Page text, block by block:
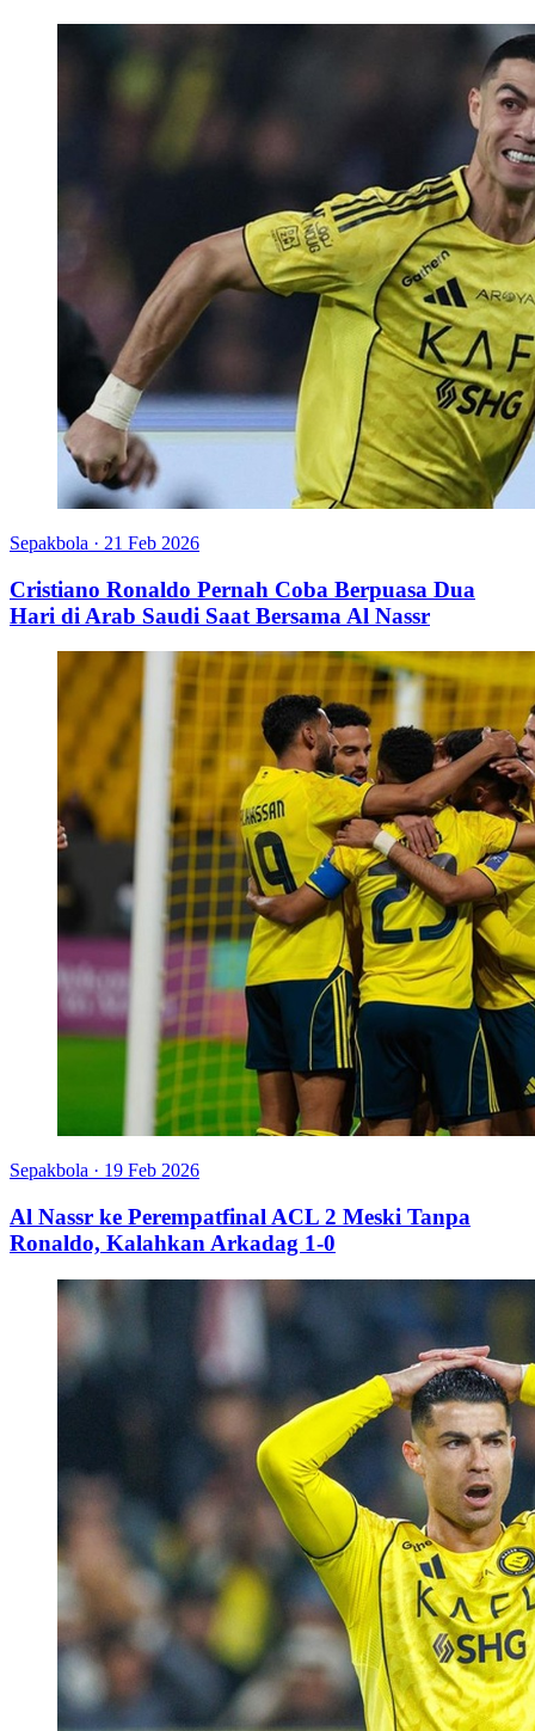
Sepakbola · 21 Feb 2026
Cristiano Ronaldo Pernah Coba Berpuasa Dua
Hari di Arab Saudi Saat Bersama Al Nassr
Sepakbola · 19 Feb 2026
Al Nassr ke Perempatfinal ACL 2 Meski Tanpa
Ronaldo, Kalahkan Arkadag 1-0